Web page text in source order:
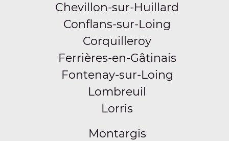
Chevillon-sur-Huillard
Conflans-sur-Loing
Corquilleroy
Ferrières-en-Gâtinais
Fontenay-sur-Loing
Lombreuil
Lorris
Montargis